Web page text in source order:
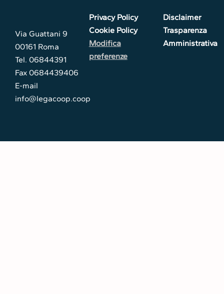
Via Guattani 9
00161 Roma
Tel. 06844391
Fax 0684439406
E-mail
info@legacoop.coop
Privacy Policy
Cookie Policy
Modifica
preferenze
Disclaimer
Trasparenza
Amministrativa